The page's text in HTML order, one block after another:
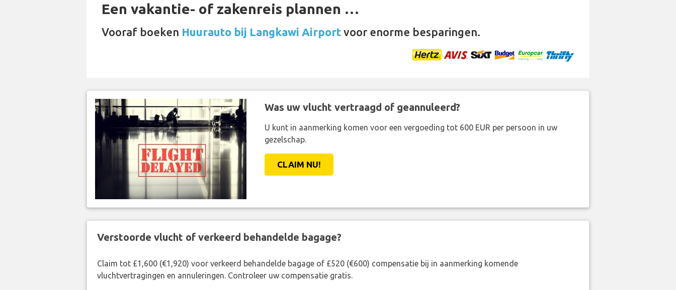
Een vakantie- of zakenreis plannen …
Vooraf boeken Huurauto bij Langkawi Airport voor enorme besparingen.
Was uw vlucht vertraagd of geannuleerd?
U kunt in aanmerking komen voor een vergoeding tot 600 EUR per persoon in uw
gezelschap.
CLAIM NU!
Verstoorde vlucht of verkeerd behandelde bagage?
Claim tot £1,600 (€1,920) voor verkeerd behandelde bagage of £520 (€600) compensatie bij in aanmerking komende
vluchtvertragingen en annuleringen. Controleer uw compensatie gratis.